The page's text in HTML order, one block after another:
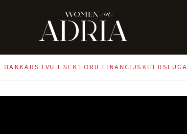
I SEKTORU FINANCIJSKIH USLUGA